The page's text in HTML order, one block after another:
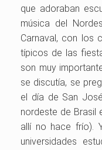
que adoraban
música del
Carnaval, con los
típicos de las
son muy
se discutía, se
el día de San
nordeste de Brasil
allí no hace frío).
universidades